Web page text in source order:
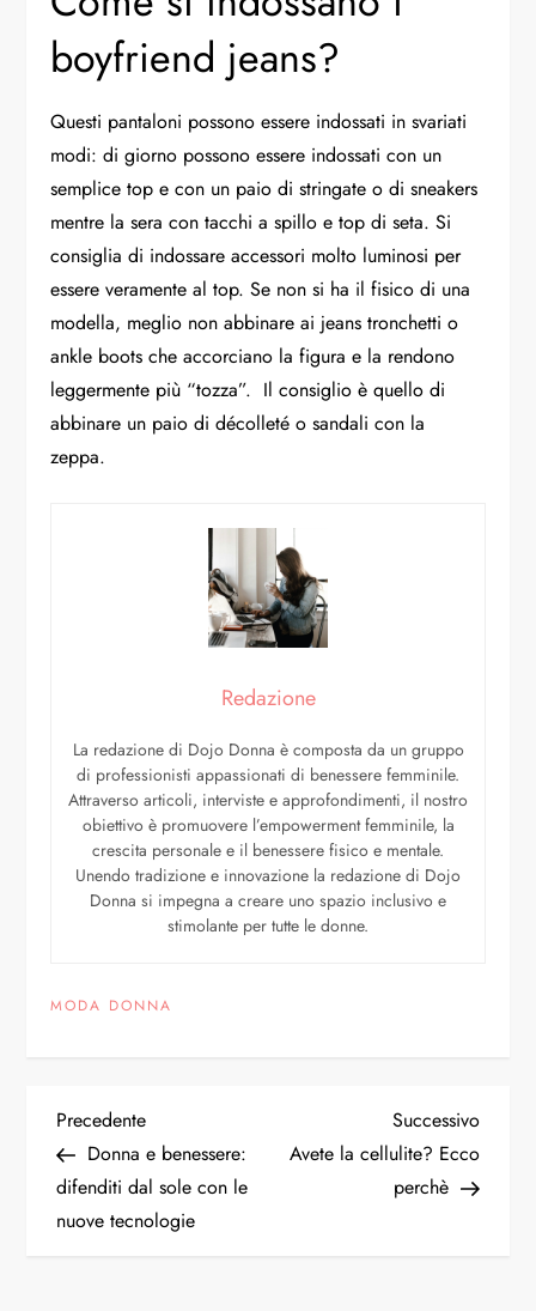
boyfriend jeans?
Questi pantaloni possono essere indossati in svariati
modi: di giorno possono essere indossati con un
semplice top e con un paio di stringate o di sneakers
mentre la sera con tacchi a spillo e top di seta. Si
consiglia di indossare accessori molto luminosi per
essere veramente al top. Se non si ha il fisico di una
modella, meglio non abbinare ai jeans tronchetti o
ankle boots che accorciano la figura e la rendono
leggermente più “tozza”. Il consiglio è quello di
abbinare un paio di décolleté o sandali con la
zeppa.
Redazione
La redazione di Dojo Donna è composta da un gruppo
di professionisti appassionati di benessere femminile.
Attraverso articoli, interviste e approfondimenti, il nostro
obiettivo è promuovere l’empowerment femminile, la
crescita personale e il benessere fisico e mentale.
Unendo tradizione e innovazione la redazione di Dojo
Donna si impegna a creare uno spazio inclusivo e
stimolante per tutte le donne.
MODA DONNA
Precedente
Donna e benessere:
difenditi dal sole con le
nuove tecnologie
Successivo
Avete la cellulite? Ecco
perchè